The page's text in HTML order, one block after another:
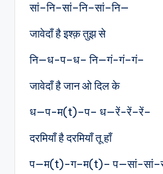
सां–नि–सां–नि–सां–नि—
जावेदाँ है इश्क़ तुझ से
नि—ध-प–ध– नि—गं-गं–गं–
जावेदाँ है जान ओ दिल के
ध—प-म(t)–प– ध—रें-रें–रें–
दरमियाँ है दरमियाँ तू हाँ
प—म(t)-ग–म(t)– प—सां-